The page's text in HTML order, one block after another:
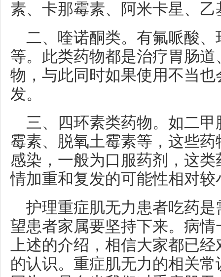
素、卡那霉素、阿米卡星、
二、喹诺酮类。有氟哌酸
等。此类药物都是治疗胃肠
物，与此同时如果使用不当
发。
三、四环素类药物。如二
霉素、脱氧土霉素等，这些
感染，一般为口服药剂，这
情加重和复发的可能性相对较
护理重症肌无力患者吃药
望患者家属要坚持下来。病
上述的介绍，相信大家都已
的认识。重症肌无力的相关